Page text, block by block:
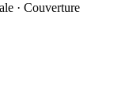
· Couverture